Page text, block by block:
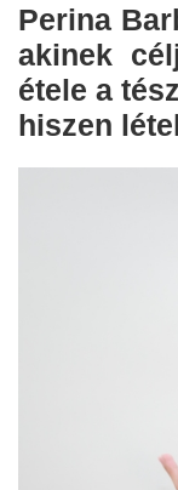
Perina
akinek
étele a
hiszen